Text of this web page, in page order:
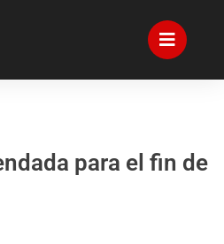
para el fin de